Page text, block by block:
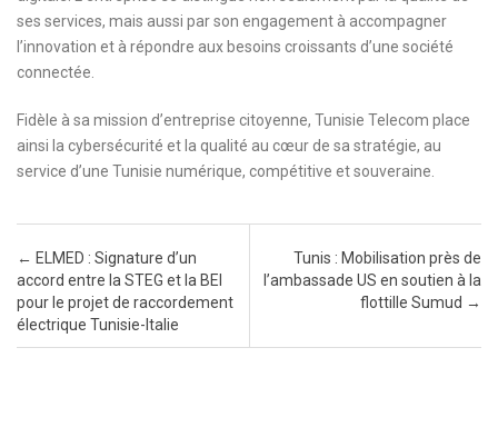
ses services, mais aussi par son engagement à accompagner
l’innovation et à répondre aux besoins croissants d’une société
connectée.
Fidèle à sa mission d’entreprise citoyenne, Tunisie Telecom place
ainsi la cybersécurité et la qualité au cœur de sa stratégie, au
service d’une Tunisie numérique, compétitive et souveraine.
Post navigation
← ELMED : Signature d’un
accord entre la STEG et la BEI
pour le projet de raccordement
électrique Tunisie-Italie
Tunis : Mobilisation près de
l’ambassade US en soutien à la
flottille Sumud →